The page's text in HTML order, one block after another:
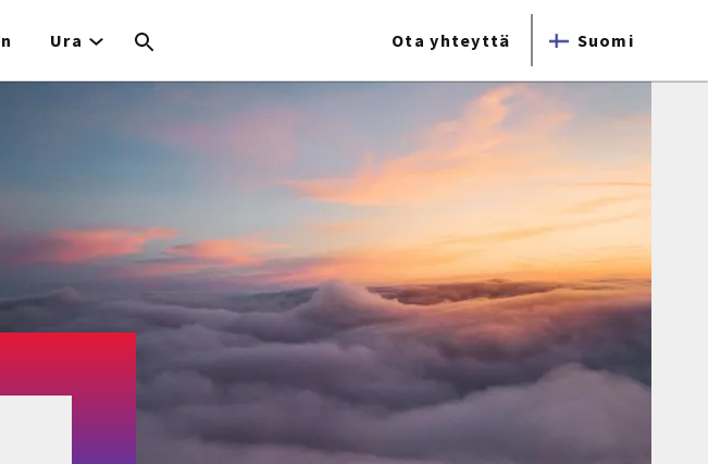
Ura Ota yhteyttä Suomi